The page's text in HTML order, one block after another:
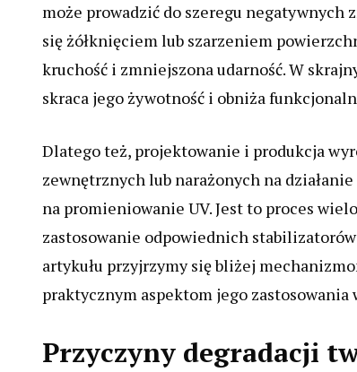
może prowadzić do szeregu negatywnych
się żółknięciem lub szarzeniem
kruchość i zmniejszona udarność. W
skraca jego żywotność i obniża
Dlatego też, projektowanie i produkcja
zewnętrznych lub narażonych na
na promieniowanie UV. Jest to proces
zastosowanie odpowiednich
artykułu przyjrzymy się bliżej
praktycznym aspektom jego zastosowania
Przyczyny degradacji